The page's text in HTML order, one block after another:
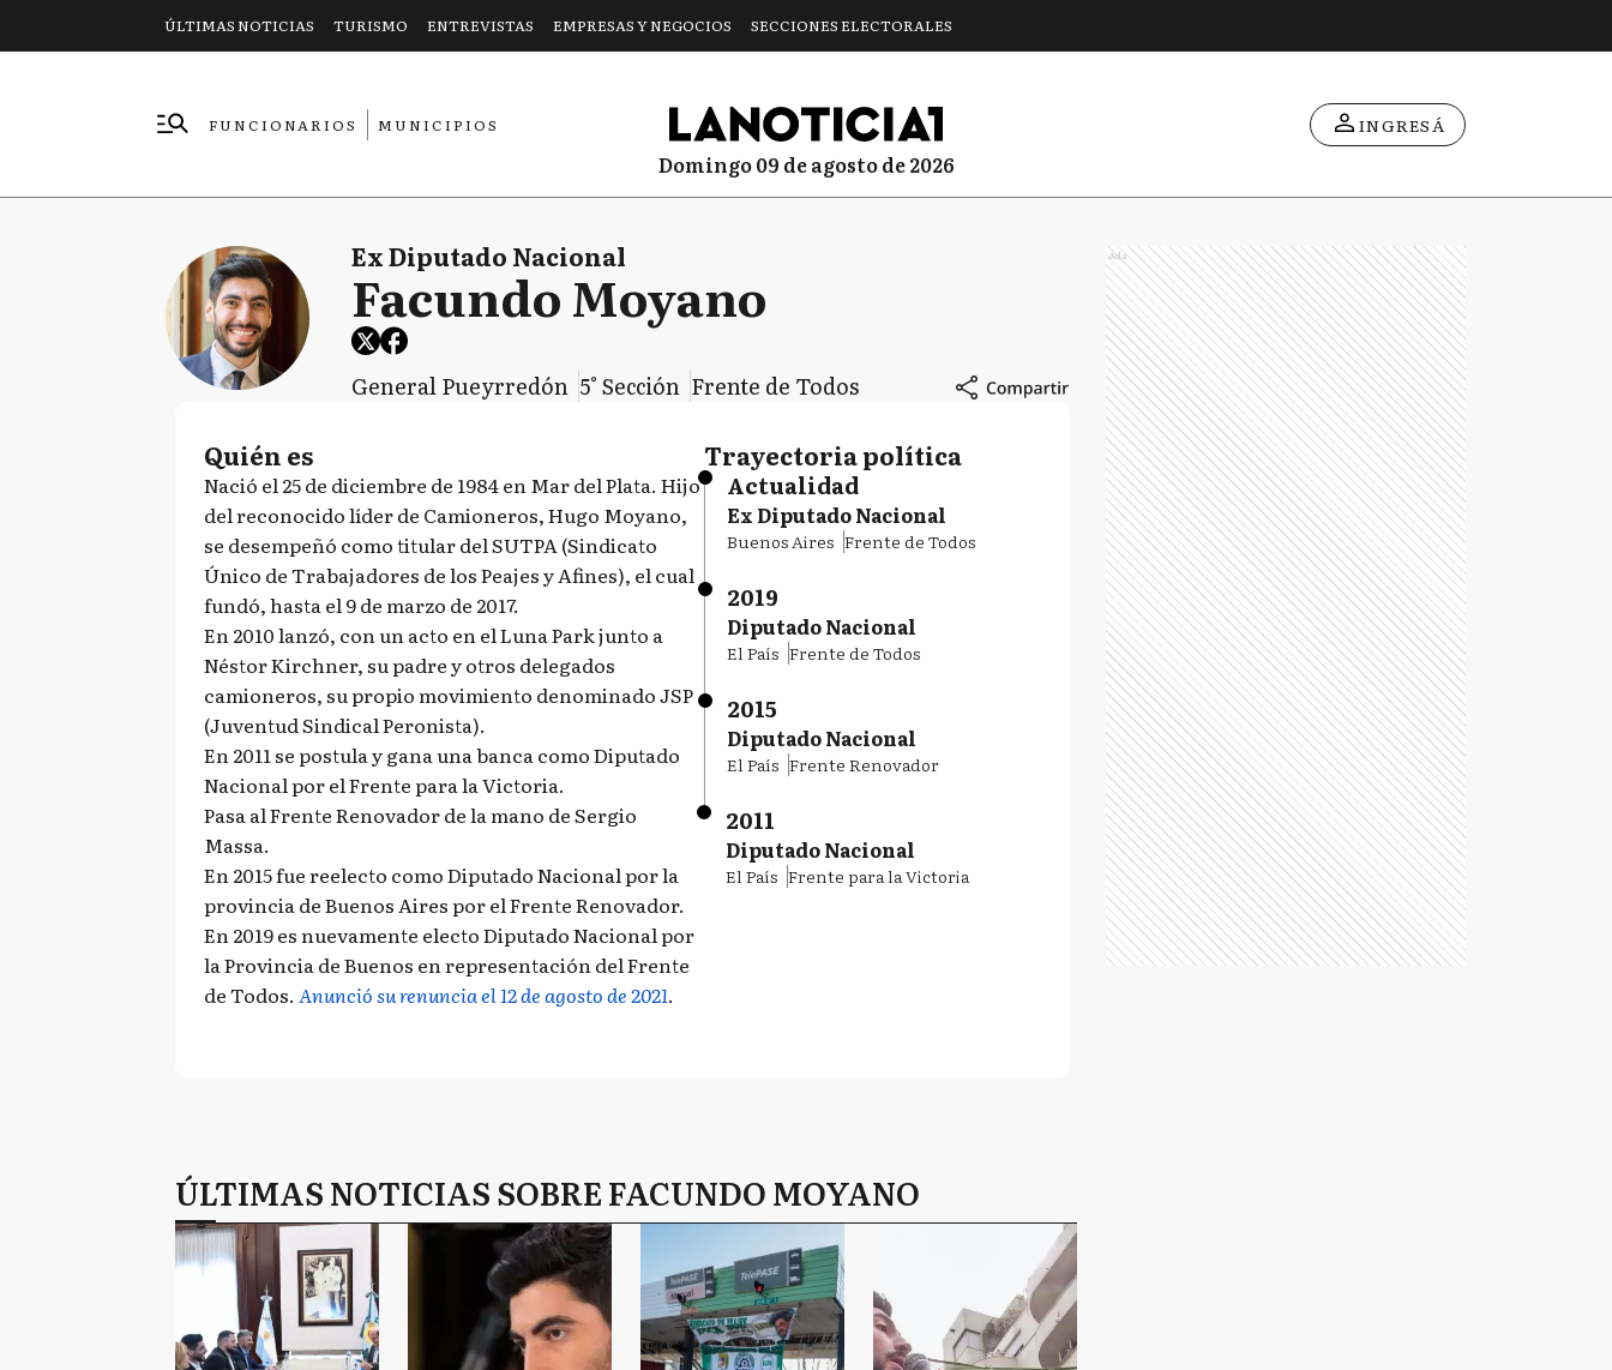
ÚLTIMAS NOTICIAS TURISMO ENTREVISTAS EMPRESAS Y NEGOCIOS SECCIONES ELECTORALES
FUNCIONARIOS
MUNICIPIOS
domingo 09 de agosto de 2026
INGRESÁ
Ex Diputado Nacional
Facundo Moyano
General Pueyrredón 5° Sección Frente de Todos
Quién es
Nació el 25 de diciembre de 1984 en Mar del Plata. Hijo
del reconocido líder de Camioneros, Hugo Moyano,
se desempeñó como titular del SUTPA (Sindicato
Único de Trabajadores de los Peajes y Afines), el cual
fundó, hasta el 9 de marzo de 2017.
En 2010 lanzó, con un acto en el Luna Park junto a
Néstor Kirchner, su padre y otros delegados
camioneros, su propio movimiento denominado JSP
(Juventud Sindical Peronista).
En 2011 se postula y gana una banca como Diputado
Nacional por el Frente para la Victoria.
Pasa al Frente Renovador de la mano de Sergio
Massa.
En 2015 fue reelecto como Diputado Nacional por la
provincia de Buenos Aires por el Frente Renovador.
En 2019 es nuevamente electo Diputado Nacional por
la Provincia de Buenos en representación del Frente
de Todos. Anunció su renuncia el 12 de agosto de 2021.
Trayectoria política
Actualidad
Ex Diputado Nacional
Buenos Aires Frente de Todos
2019
Diputado Nacional
El País Frente de Todos
2015
Diputado Nacional
El País Frente Renovador
2011
Diputado Nacional
El País Frente para la Victoria
ÚLTIMAS NOTICIAS SOBRE FACUNDO MOYANO
Ads